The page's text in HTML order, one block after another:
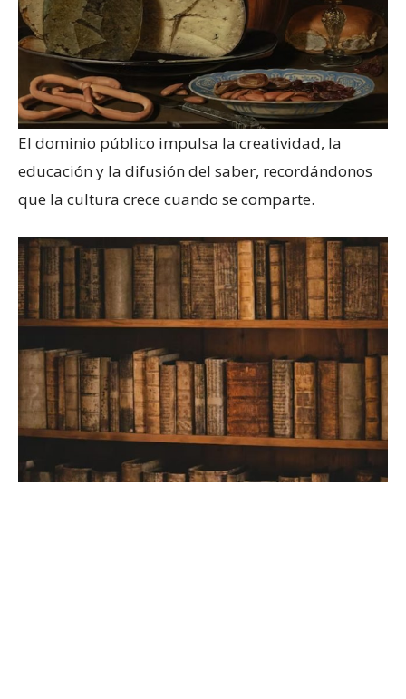
El dominio público impulsa la creatividad, la
educación y la difusión del saber, recordándonos
que la cultura crece cuando se comparte.